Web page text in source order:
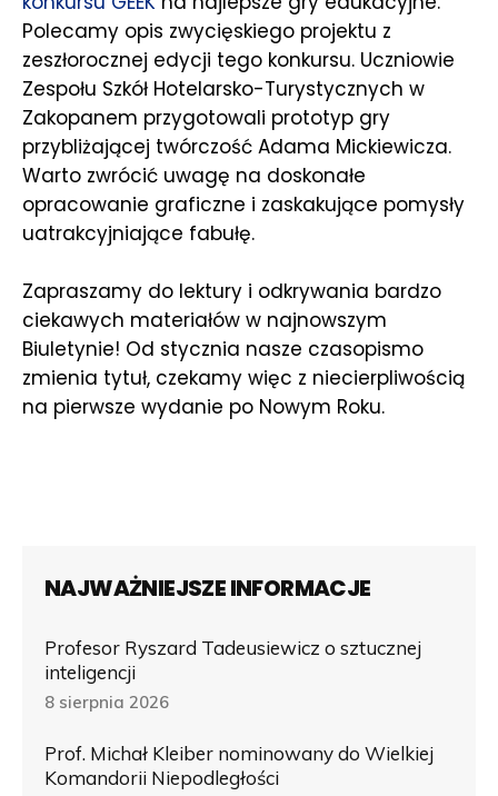
Polecamy opis zwycięskiego projektu z
zeszłorocznej edycji tego konkursu. Uczniowie
Zespołu Szkół Hotelarsko-Turystycznych w
Zakopanem przygotowali prototyp gry
przybliżającej twórczość Adama Mickiewicza.
Warto zwrócić uwagę na doskonałe
opracowanie graficzne i zaskakujące pomysły
uatrakcyjniające fabułę.
Zapraszamy do lektury i odkrywania bardzo
ciekawych materiałów w najnowszym
Biuletynie! Od stycznia nasze czasopismo
zmienia tytuł, czekamy więc z niecierpliwością
na pierwsze wydanie po Nowym Roku.
NAJWAŻNIEJSZE INFORMACJE
Profesor Ryszard Tadeusiewicz o sztucznej
inteligencji
8 sierpnia 2026
Prof. Michał Kleiber nominowany do Wielkiej
Komandorii Niepodległości